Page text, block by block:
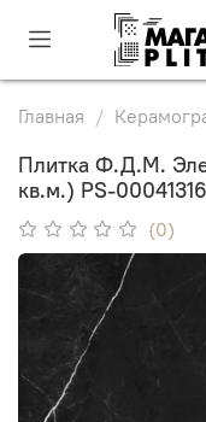
Главная
Плитка Ф.Д.М.
кв.м.) PS-00041316
(0)